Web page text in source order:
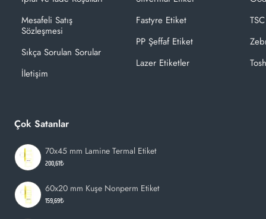
Mesafeli Satış
Sözleşmesi
Sıkça Sorulan Sorular
İletişim
Fastyre Etiket
PP Şeffaf Etiket
Lazer Etiketler
Çok Satanlar
70x45 mm Lamine Termal Etiket
200,61₺
60x20 mm Kuşe Nonperm Etiket
159,69₺